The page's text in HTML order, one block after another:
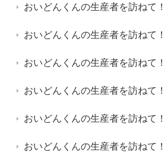
おいどんくんの生産者を訪ねて
おいどんくんの生産者を訪ねて
おいどんくんの生産者を訪ねて
おいどんくんの生産者を訪ねて
おいどんくんの生産者を訪ねて
おいどんくんの生産者を訪ねて